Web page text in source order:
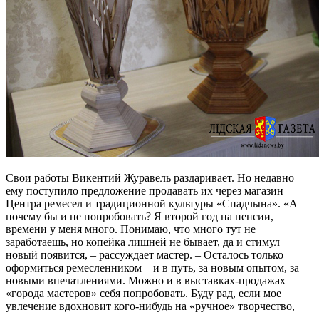
Свои работы Викентий Журавель раздаривает. Но недавно
ему поступило предложение продавать их через магазин
Центра ремесел и традиционной культуры «Спадчына». «А
почему бы и не попробовать? Я второй год на пенсии,
времени у меня много. Понимаю, что много тут не
заработаешь, но копейка лишней не бывает, да и стимул
новый появится, – рассуждает мастер. – Осталось только
оформиться ремесленником – и в путь, за новым опытом, за
новыми впечатлениями. Можно и в выставках-продажах
«города мастеров» себя попробовать. Буду рад, если мое
увлечение вдохновит кого-нибудь на «ручное» творчество,